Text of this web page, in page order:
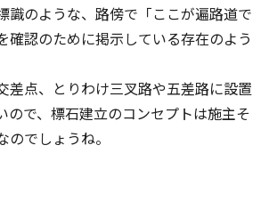
識のような、路傍で「ここが遍路道で
確認のために掲示している存在のよう
差点、とりわけ三叉路や五差路に設置
ので、標石建立のコンセプトは施主そ
でしょうね。